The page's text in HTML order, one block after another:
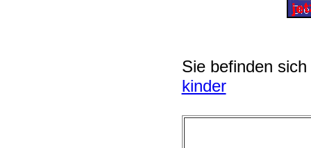
Sie befinden
kinder